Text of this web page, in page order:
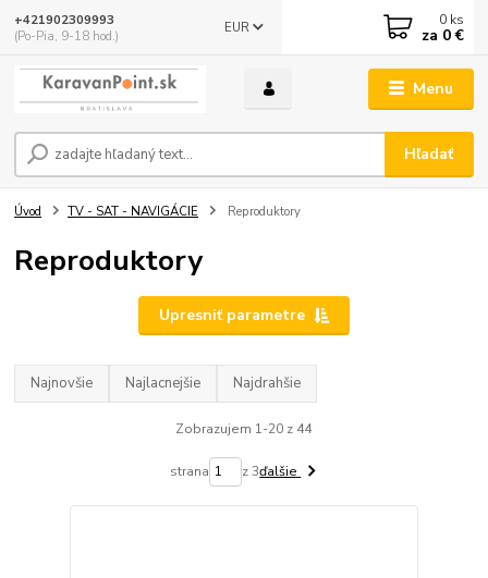
Menu
EUR
Hľadať
+421902309993
(Po-Pia, 9-18 hod.)
0 ks
za 0 €
Úvod TV - SAT - NAVIGÁCIE Reproduktory
Reproduktory
Upresniť parametre
Najnovšie Najlacnejšie Najdrahšie
Zobrazujem 1-20 z 44
strana z 3ďalšie